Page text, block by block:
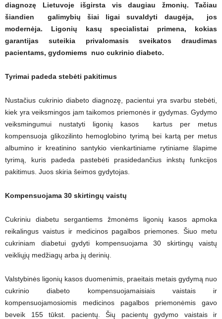
diagnozę Lietuvoje išgirsta vis daugiau žmonių. Tačiau
šiandien galimybių šiai ligai suvaldyti daugėja, jos
modernėja. Ligonių kasų specialistai primena, kokias
garantijas suteikia privalomasis sveikatos draudimas
pacientams, gydomiems nuo cukrinio diabeto.
Tyrimai padeda stebėti pakitimus
Nustačius cukrinio diabeto diagnozę, pacientui yra svarbu stebėti,
kiek yra veiksmingos jam taikomos priemonės ir gydymas. Gydymo
veiksmingumui nustatyti ligonių kasos kartus per metus
kompensuoja glikozilinto hemoglobino tyrimą bei kartą per metus
albumino ir kreatinino santykio vienkartiniame rytiniame šlapime
tyrimą, kuris padeda pastebėti prasidedančius inkstų funkcijos
pakitimus. Juos skiria šeimos gydytojas.
Kompensuojama 30 skirtingų vaistų
Cukriniu diabetu sergantiems žmonėms ligonių kasos apmoka
reikalingus vaistus ir medicinos pagalbos priemones. Šiuo metu
cukriniam diabetui gydyti kompensuojama 30 skirtingų vaistų
veikliųjų medžiagų arba jų derinių.
Valstybinės ligonių kasos duomenimis, praeitais metais gydymą nuo
cukrinio diabeto kompensuojamaisiais vaistais ir
kompensuojamosiomis medicinos pagalbos priemonėmis gavo
beveik 155 tūkst. pacientų. Šių pacientų gydymo vaistais ir